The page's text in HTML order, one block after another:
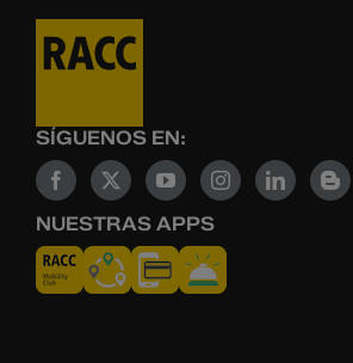
SÍGUENOS EN:
NUESTRAS APPS